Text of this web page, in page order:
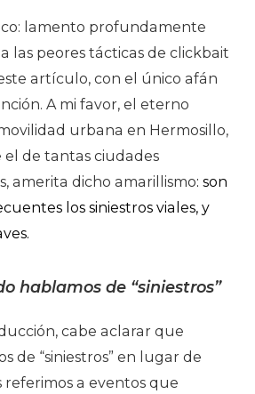
lamento profundamente
las peores tácticas de clickbait
artículo, con el único afán
A mi favor, el eterno
urbana en Hermosillo,
de tantas ciudades
amerita dicho amarillismo: son
los siniestros viales, y
hablamos de “siniestros”
cabe aclarar que
de “siniestros” en lugar de
referimos a eventos que